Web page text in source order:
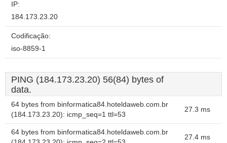
IP:
184.173.23.20
Codificação:
iso-8859-1
PING (184.173.23.20) 56(84) bytes of
data.
64 bytes from binformatica84.hoteldaweb.com.br
(184.173.23.20): icmp_seq=1 ttl=53
27.3 ms
64 bytes from binformatica84.hoteldaweb.com.br
27.4 ms